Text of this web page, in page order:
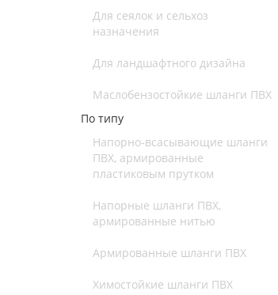
Для сеялок и сельхоз
назначения
Для ландшафтного дизайна
Маслобензостойкие шланги ПВХ
По типу
Напорно-всасывающие шланги
ПВХ, армированные
пластиковым прутком
Напорные шланги ПВХ,
армированные нитью
Армированные шланги ПВХ
Химостойкие шланги ПВХ